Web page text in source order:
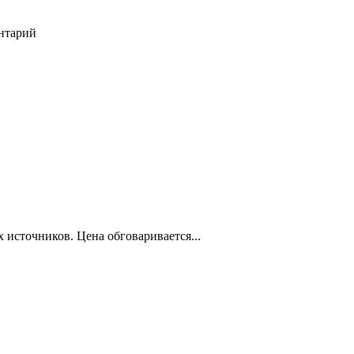
Цена обговаривается...